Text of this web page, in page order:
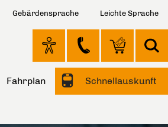
Gebärdensprache Leichte Sprache
Fahrplan Schnellauskunft